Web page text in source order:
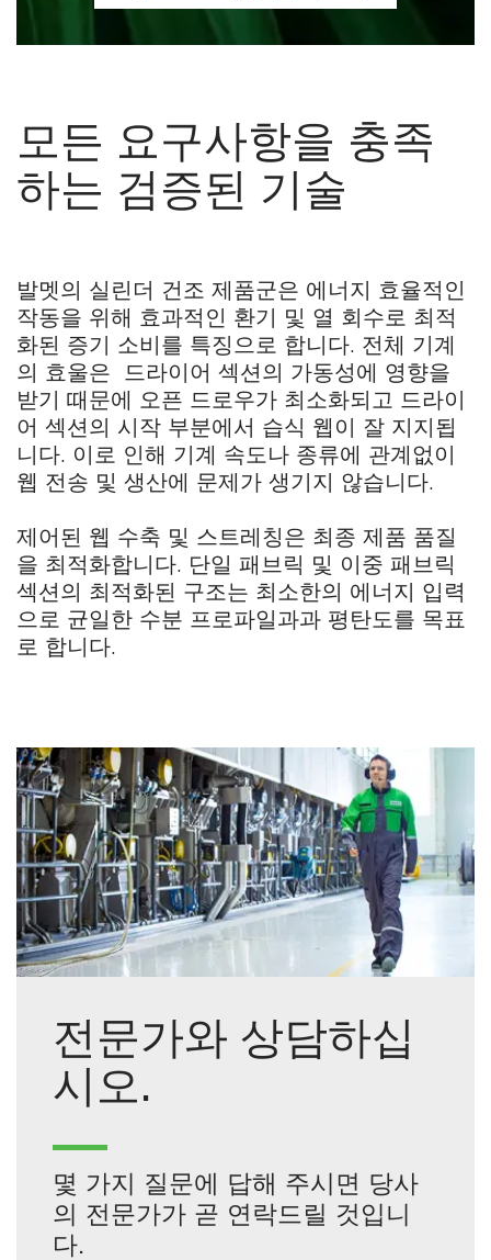
모든 요구사항을 충족
하는 검증된 기술
발멧의 실린더 건조 제품군은 에너지 효율적인
작동을 위해 효과적인 환기 및 열 회수로 최적
화된 증기 소비를 특징으로 합니다. 전체 기계
의 효울은 드라이어 섹션의 가동성에 영향을
받기 때문에 오픈 드로우가 최소화되고 드라이
어 섹션의 시작 부분에서 습식 웹이 잘 지지됩
니다. 이로 인해 기계 속도나 종류에 관계없이
웹 전송 및 생산에 문제가 생기지 않습니다.
제어된 웹 수축 및 스트레칭은 최종 제품 품질
을 최적화합니다. 단일 패브릭 및 이중 패브릭
섹션의 최적화된 구조는 최소한의 에너지 입력
으로 균일한 수분 프로파일과과 평탄도를 목표
로 합니다.
전문가와 상담하십
시오.
몇 가지 질문에 답해 주시면 당사
의 전문가가 곧 연락드릴 것입니
다.